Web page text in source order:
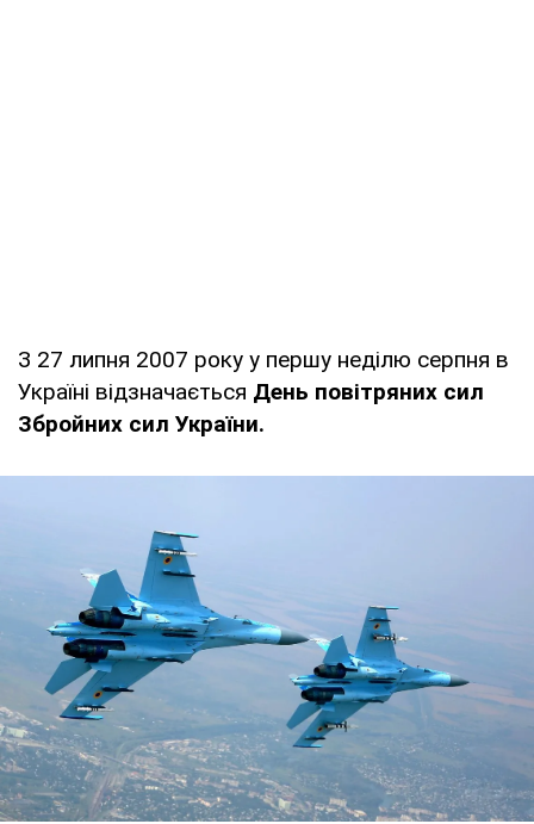
З 27 липня 2007 року у першу неділю серпня в
Україні відзначається День повітряних сил
Збройних сил України.